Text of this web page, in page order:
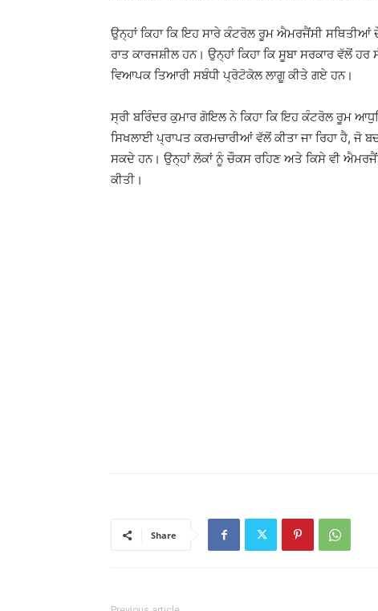
ਉਨ੍ਹਾਂ ਕਿਹਾ ਕਿ ਇਹ ਸਾਰੇ ਕੰਟਰੋਲ ਰੂਮ ਐਮਰਜੈਂਸੀ ਸਥਿਤੀਆਂ
ਰਾਤ ਕਾਰਜਸ਼ੀਲ ਹਨ। ਉਨ੍ਹਾਂ ਕਿਹਾ ਕਿ ਸੂਬਾ ਸਰਕਾਰ ਵੱਲੋਂ
ਵਿਆਪਕ ਤਿਆਰੀ ਸਬੰਧੀ ਪ੍ਰੋਟੋਕੋਲ ਲਾਗੂ ਕੀਤੇ ਗਏ ਹਨ।
ਸ੍ਰੀ ਬਰਿੰਦਰ ਕੁਮਾਰ ਗੋਇਲ ਨੇ ਕਿਹਾ ਕਿ ਇਹ ਕੰਟਰੋਲ ਰੂਮ
ਸਿਖਲਾਈ ਪ੍ਰਾਪਤ ਕਰਮਚਾਰੀਆਂ ਵੱਲੋਂ ਕੀਤਾ ਜਾ ਰਿਹਾ ਹੈ, ਜੋ
ਸਕਦੇ ਹਨ। ਉਨ੍ਹਾਂ ਲੋਕਾਂ ਨੂੰ ਚੌਕਸ ਰਹਿਣ ਅਤੇ ਕਿਸੇ ਵੀ
ਕੀਤੀ।
Share